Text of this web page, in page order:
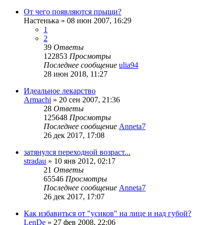
От чего появляются прыщи?
Настенька » 08 июн 2007, 16:29
1
2
39 Ответы
122853 Просмотры
Последнее сообщение ulia94
28 июн 2018, 11:27
Идеальное лекарство
Armachi » 20 сен 2007, 21:36
28 Ответы
125648 Просмотры
Последнее сообщение Anneta7
26 дек 2017, 17:08
затянулся переходной возраст...
stradau » 10 янв 2012, 02:17
21 Ответы
65546 Просмотры
Последнее сообщение Anneta7
26 дек 2017, 17:07
Как избавиться от "усиков" на лице и над губой?
LenDe » 27 фев 2008, 22:06